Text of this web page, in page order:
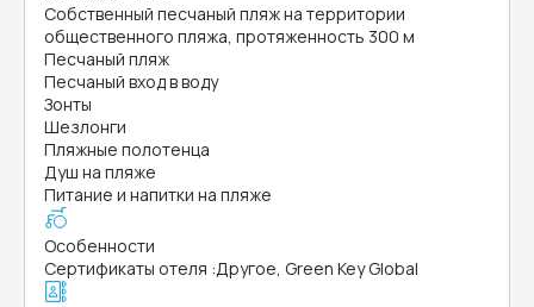
Собственный песчаный пляж на территории
общественного пляжа, протяженность 300 м
Песчаный пляж
Песчаный вход в воду
Зонты
Шезлонги
Пляжные полотенца
Душ на пляже
Питание и напитки на пляже
Особенности
Сертификаты отеля :Другое, Green Key Global